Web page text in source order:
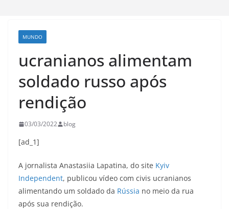
MUNDO
ucranianos alimentam
soldado russo após
rendição
03/03/2022 blog
[ad_1]
A jornalista Anastasiia Lapatina, do site Kyiv
Independent, publicou vídeo com civis ucranianos
alimentando um soldado da Rússia no meio da rua
após sua rendição.